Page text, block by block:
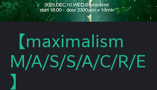
【maximalism
M/A/S/S/A/C/R/E
】